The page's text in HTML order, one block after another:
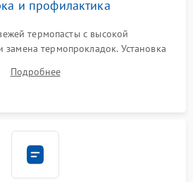
и профилактика
термопасты с высокой
замена термопрокладок. Установка
и накопителей. Предварительная
Подробнее